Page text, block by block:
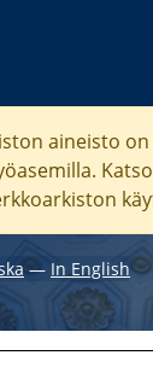
aineisto on
Katso
― In English